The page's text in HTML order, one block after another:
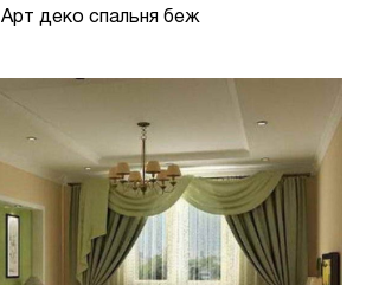
Арт деко спальня беж